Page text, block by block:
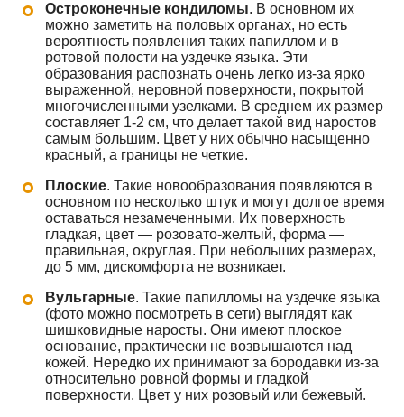
Остроконечные кондиломы. В основном их
можно заметить на половых органах, но есть
вероятность появления таких папиллом и в
ротовой полости на уздечке языка. Эти
образования распознать очень легко из-за ярко
выраженной, неровной поверхности, покрытой
многочисленными узелками. В среднем их размер
составляет 1-2 см, что делает такой вид наростов
самым большим. Цвет у них обычно насыщенно
красный, а границы не четкие.
Плоские. Такие новообразования появляются в
основном по несколько штук и могут долгое время
оставаться незамеченными. Их поверхность
гладкая, цвет — розовато-желтый, форма —
правильная, округлая. При небольших размерах,
до 5 мм, дискомфорта не возникает.
Вульгарные. Такие папилломы на уздечке языка
(фото можно посмотреть в сети) выглядят как
шишковидные наросты. Они имеют плоское
основание, практически не возвышаются над
кожей. Нередко их принимают за бородавки из-за
относительно ровной формы и гладкой
поверхности. Цвет у них розовый или бежевый.